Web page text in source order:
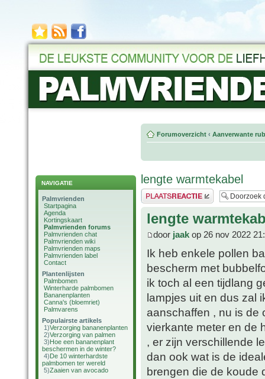
NAVIGATIE
Palmvrienden
Startpagina
Agenda
Kortingskaart
Palmvrienden forums
Palmvrienden chat
Palmvrienden wiki
Palmvrienden maps
Palmvrienden label
Contact
Plantenlijsten
Palmbomen
Winterharde palmbomen
Bananenplanten
Canna's (bloemriet)
Palmvarens
Populairste artikels
1)Verzorging bananenplanten
2)Verzorging van palmen
3)Hoe een bananenplant
beschermen in de winter?
4)De 10 winterhardste
palmbomen ter wereld
5)Zaaien van avocado
Forumoverzicht ‹ Aanverwante
lengte warmtekabel
Plaats een reactie
lengte
door jaak op 26 nov 2022
Ik heb enkele pollen
bescherm met
ik toch al een tijdlang
lampjes uit en dus zal
aanschaffen , nu is de
vierkante meter en de
, er zijn verschillende
dan ook wat is de
brengen die de koude